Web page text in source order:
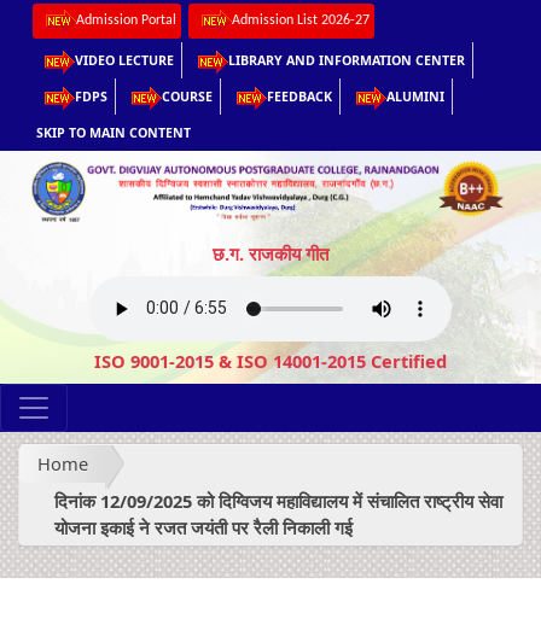
Admission Portal Admission List 2026-27
VIDEO LECTURE LIBRARY AND INFORMATION CENTER
FDPS COURSE FEEDBACK ALUMINI
SKIP TO MAIN CONTENT
छ.ग. राजकीय गीत
ISO 9001-2015 & ISO 14001-2015 Certified
Home
दिनांक 12/09/2025 को दिग्विजय महाविद्यालय में संचालित राष्ट्रीय सेवा
योजना इकाई ने रजत जयंती पर रैली निकाली गई